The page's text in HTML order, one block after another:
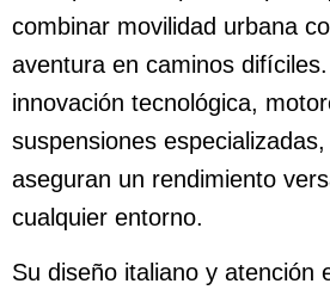
combinar movilidad urbana
aventura en caminos
innovación tecnológica,
suspensiones
aseguran un rendimiento
cualquier entorno.
Su diseño italiano y atención